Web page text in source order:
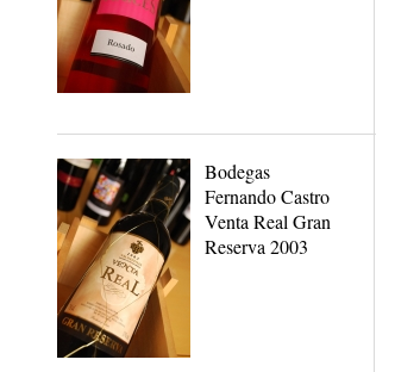
Bodegas
Fernando Castro
Venta Real Gran
Reserva 2003